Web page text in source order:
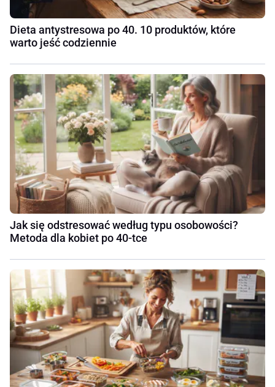
Dieta antystresowa po 40. 10 produktów, które
warto jeść codziennie
Jak się odstresować według typu osobowości?
Metoda dla kobiet po 40-tce